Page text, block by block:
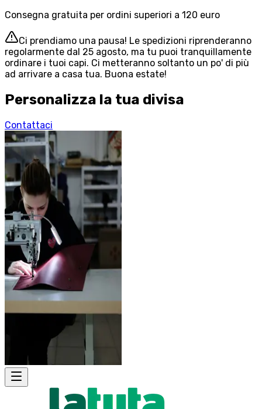
Consegna gratuita per ordini superiori a 120 euro
Ci prendiamo una pausa! Le spedizioni riprenderanno
regolarmente dal 25 agosto, ma tu puoi tranquillamente
ordinare i tuoi capi. Ci metteranno soltanto un po' di più
ad arrivare a casa tua. Buona estate!
Personalizza la tua divisa
Contattaci